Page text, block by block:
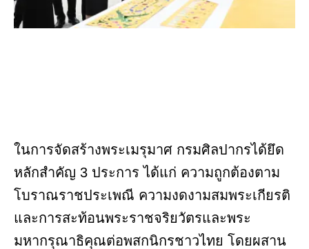
ในการจัดสร้างพระเมรุมาศ กรมศิลปากรได้ยึด
หลักสำคัญ 3 ประการ ได้แก่ ความถูกต้องตาม
โบราณราชประเพณี ความงดงามสมพระเกียรติ
และการสะท้อนพระราชจริยวัตรและพระ
มหากรุณาธิคุณต่อพสกนิกรชาวไทย โดยผสาน